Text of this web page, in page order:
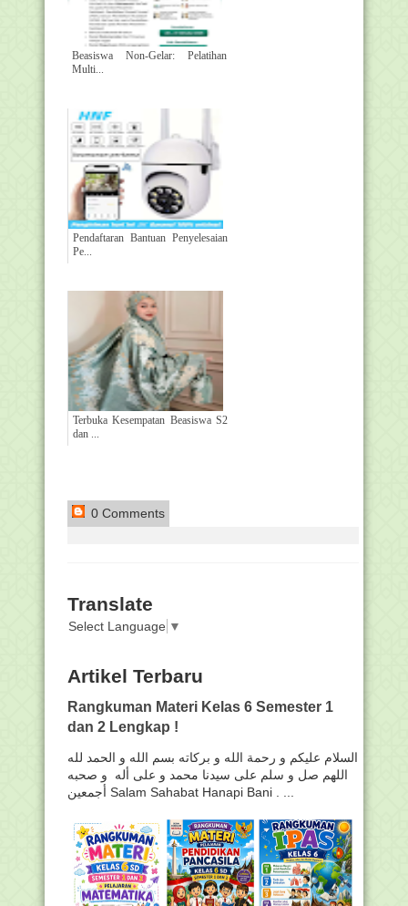
Beasiswa Non-Gelar: Pelatihan
Multi...
Pendaftaran Bantuan Penyelesaian
Pe...
Terbuka Kesempatan Beasiswa S2
dan ...
0 Comments
Translate
Select Language ▼
Artikel Terbaru
Rangkuman Materi Kelas 6 Semester 1
dan 2 Lengkap !
السلام عليكم و رحمة الله و بركاته بسم الله و الحمد لله
اللهم صل و سلم على سيدنا محمد و على أله و صحبه
أجمعين Salam Sahabat Hanapi Bani . ...